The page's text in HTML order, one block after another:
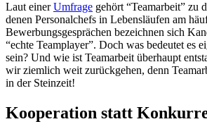
Laut einerUmfrage gehört ​“Team­ar­beit” zu
denen Per­so­nal­chefs in Lebens­läu­fen am
Bewer­bungs­ge­sprä­chen bezeich­nen sich
“echte Team­player”. Doch was bedeu­tet es
sein? Und wie ist Team­ar­beit über­haupt
wir ziem­lich weit zurück­ge­hen, denn
in der Stein­zeit!
Koope­ra­tion statt